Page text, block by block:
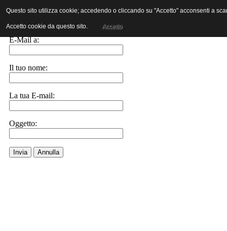
Invia ad un amico.
E-Mail a:
Il tuo nome:
La tua E-mail:
Oggetto:
Invia Annulla
Questo sito utilizza cookie; accedendo o cliccando su "Accetto" acconsenti a
Accetto cookie da questo sito. Accetto